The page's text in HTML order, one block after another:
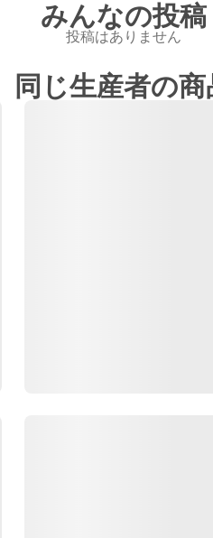
みんなの投稿
投稿はありません
同じ生産者の商